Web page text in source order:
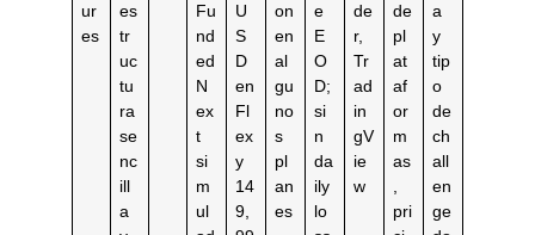
ur
es
es
tr
uc
tu
ra
se
nc
ill
a
Fu
nd
ed
N
ex
t
si
m
ul
U
S
D
en
Fl
ex
y
14
9,
on
en
al
gu
no
s
pl
an
es
e
E
O
D;
si
n
da
ily
lo
de
r,
Tr
ad
in
gV
ie
w
de
pl
at
af
or
m
as
,
pri
a
y
tip
o
de
ch
all
en
ge